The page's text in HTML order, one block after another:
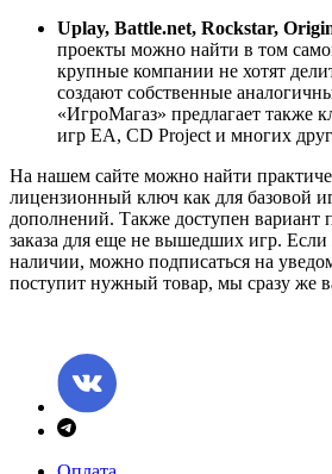
Uplay, Battle.net, Rockstar,
проекты можно найти в том
крупные компании не хотят
создают собственные
«ИгроМагаз» предлагает также
игр EA, CD Project и многих
На нашем сайте можно найти
лицензионный ключ как для базовой
дополнений. Также доступен вариант
заказа для еще не вышедших игр. Если
наличии, можно подписаться на
поступит нужный товар, мы сразу же